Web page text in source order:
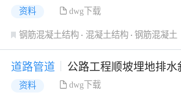
资料 dwg下载
钢筋混凝土结构 混凝土结构 钢筋混凝土
道路管道 公路工程顺坡埋地排水
资料 dwg下载